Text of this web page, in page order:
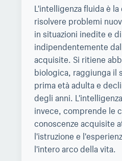
L'intelligenza fluida è
risolvere problemi
in situazioni inedite e
indipendentemente
acquisite. Si ritiene
biologica, raggiunga il
prima età adulta e
degli anni.
invece, comprende le
conoscenze acquisite
l'istruzione e
l'intero arco della vita.